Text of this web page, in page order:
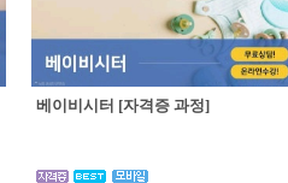
베이비시터 [자격증 과정]